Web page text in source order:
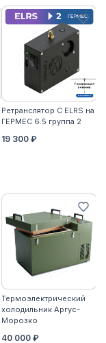
Ретранслятор С ELRS на
ГЕРМЕС 6.5 группа 2
19 300 ₽
Термоэлектрический
холодильник Аргус-
Морозко
40 000 ₽